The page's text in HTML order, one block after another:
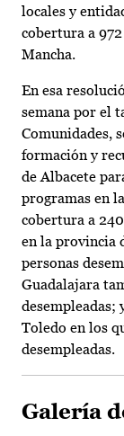
locales y
cobertura a
Mancha.
En esa
semana por el
Comunidades,
formación y
de Albacete
programas en
cobertura a
en la provincia
personas
Guadalajara
desempleadas;
Toledo en los
desempleadas.
Galería